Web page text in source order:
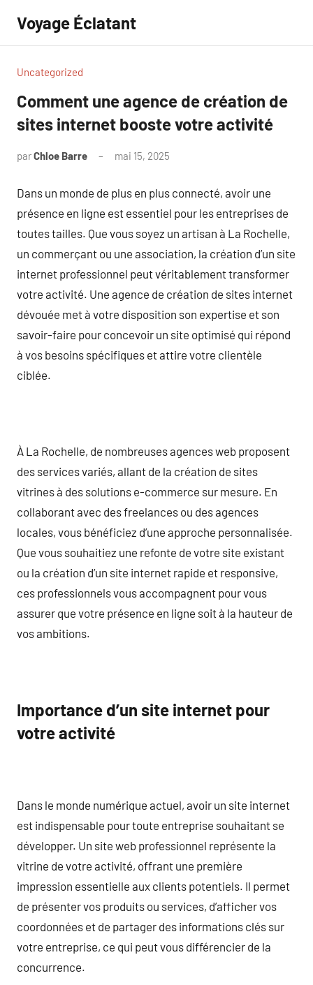
contenu
Voyage Éclatant
Uncategorized
Comment une agence de création de
sites internet booste votre activité
parChloe Barre mai 15, 2025
Dans un monde de plus en plus connecté, avoir une
présence en ligne est essentiel pour les entreprises de
toutes tailles. Que vous soyez un artisan à La Rochelle,
un commerçant ou une association, la création d’un site
internet professionnel peut véritablement transformer
votre activité. Une agence de création de sites internet
dévouée met à votre disposition son expertise et son
savoir-faire pour concevoir un site optimisé qui répond
à vos besoins spécifiques et attire votre clientèle
ciblée.
À La Rochelle, de nombreuses agences web proposent
des services variés, allant de la création de sites
vitrines à des solutions e-commerce sur mesure. En
collaborant avec des freelances ou des agences
locales, vous bénéficiez d’une approche personnalisée.
Que vous souhaitiez une refonte de votre site existant
ou la création d’un site internet rapide et responsive,
ces professionnels vous accompagnent pour vous
assurer que votre présence en ligne soit à la hauteur de
vos ambitions.
Importance d’un site internet pour
votre activité
Dans le monde numérique actuel, avoir un site internet
est indispensable pour toute entreprise souhaitant se
développer. Un site web professionnel représente la
vitrine de votre activité, offrant une première
impression essentielle aux clients potentiels. Il permet
de présenter vos produits ou services, d’afficher vos
coordonnées et de partager des informations clés sur
votre entreprise, ce qui peut vous différencier de la
concurrence.